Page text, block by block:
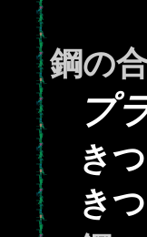
鋼の
プ
き
き